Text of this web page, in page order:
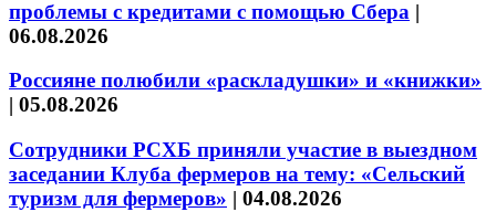
проблемы с кредитами с помощью Сбера |
06.08.2026
Россияне полюбили «раскладушки» и «книжки»
| 05.08.2026
Сотрудники РСХБ приняли участие в выездном
заседании Клуба фермеров на тему: «Сельский
туризм для фермеров» | 04.08.2026